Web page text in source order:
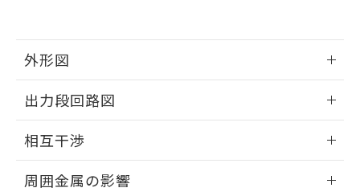
外形図
外形図
出力段回路図
出力段回路図
相互干渉
周囲金属の影響
をご了承ください。
※当社の共同利用者とは、
下記の非含有証明書をダウンロードするこ
とができます。
EU RoHS指令（10物質）の非含有証明書
51物質の非含有証明書（当社基準）
※本証明書は発行日時点で非含有を証明す
るもので、過去に遡って非含有を証明する
ものではありません。
また、RoHS指令のフタル酸エステル類４